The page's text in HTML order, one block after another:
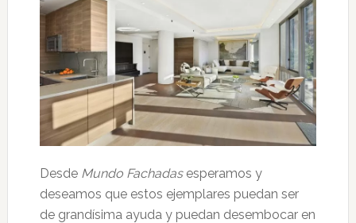
Desde Mundo Fachadasesperamos y
deseamos que estos ejemplares puedan ser
de grandísima ayuda y puedan desembocar en